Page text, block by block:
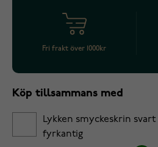
Fri frakt över 1000kr
Köp tillsammans med
Lykken smyckeskrin svart
fyrkantig